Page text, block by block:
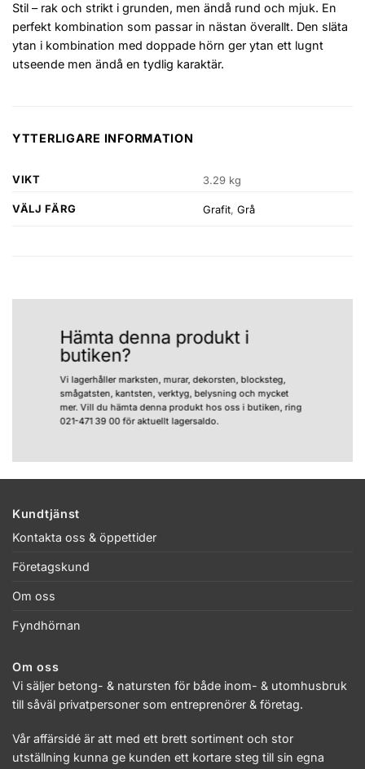
Stil – rak och strikt i grunden, men ändå rund och mjuk. En
perfekt kombination som passar in nästan överallt. Den släta
ytan i kombination med doppade hörn ger ytan ett lugnt
utseende men ändå en tydlig karaktär.
YTTERLIGARE INFORMATION
VIKT 3.29 kg
VÄLJ FÄRG Grafit,Grå
Hämta denna produkt i
butiken?
Vi lagerhåller marksten, murar, dekorsten, blocksteg,
smågatsten, kantsten, verktyg, belysning och mycket
mer. Vill du hämta denna produkt hos oss i butiken, ring
021-471 39 00 för aktuellt lagersaldo.
Kundtjänst
Kontakta oss & öppettider
Företagskund
Om oss
Fyndhörnan
Om oss
Vi säljer betong- & natursten för både inom- & utomhusbruk
till såväl privatpersoner som entreprenörer & företag.
Vår affärsidé är att med ett brett sortiment och stor
utställning kunna ge kunden ett kortare steg till sin egna